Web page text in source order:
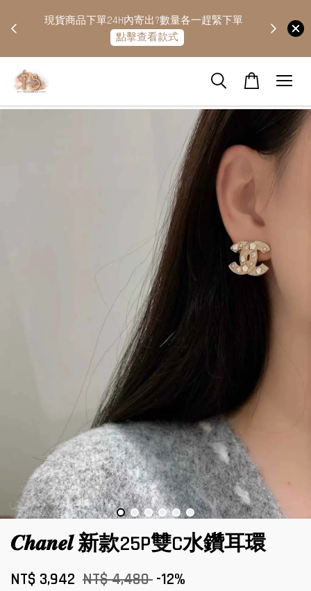
現貨商品下單24H內寄出?數量各一趕緊下單
點擊查看款式
𝑪𝒉𝒂𝒏𝒆𝒍 新款25P雙C水鑽耳環
NT$ 3,942 NT$ 4,480 -12%